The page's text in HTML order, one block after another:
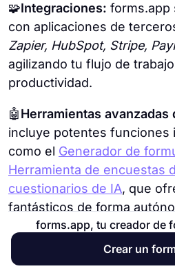
🧩Integraciones: forms.app
con aplicaciones de
Zapier, HubSpot, Stripe,
agilizando tu flujo de
productividad.
🤖Herramientas avanzadas
incluye potentes funciones
como el Generador de
Herramienta de encuestas
cuestionarios de IA, que
fantásticos de forma
formularios y documentos.
📲 Accesibilidad móvil:La
forms.app, tu creador de
Crear un